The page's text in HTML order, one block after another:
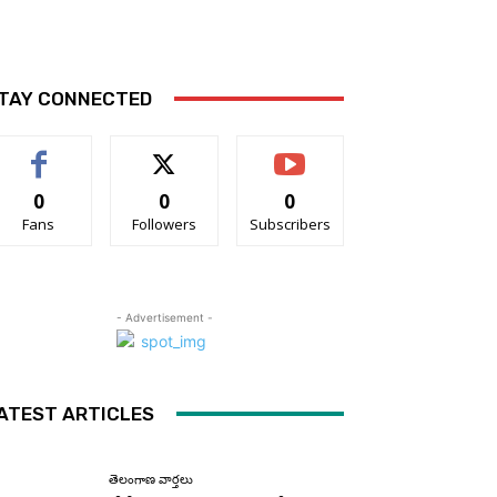
CONNECTED
0
Fans
0
Followers
0
Subscribers
- Advertisement -
ARTICLES
తెలంగాణ వార్తలు